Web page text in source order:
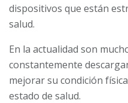
dispositivos que están
salud.
En la actualidad son
constantemente
mejorar su condición
estado de salud.